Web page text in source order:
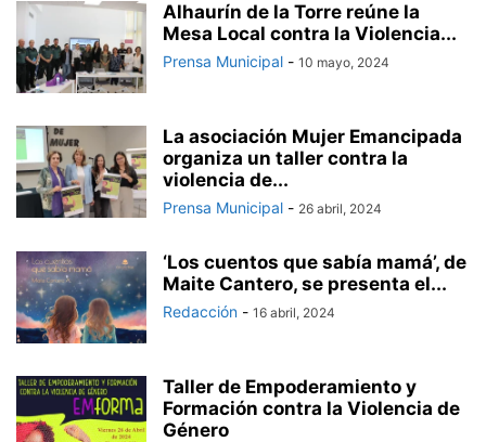
Alhaurín de la Torre reúne la
Mesa Local contra la Violencia...
Prensa Municipal - 10 mayo, 2024
La asociación Mujer Emancipada
organiza un taller contra la
violencia de...
Prensa Municipal - 26 abril, 2024
‘Los cuentos que sabía mamá’, de
Maite Cantero, se presenta el...
Redacción - 16 abril, 2024
Taller de Empoderamiento y
Formación contra la Violencia de
Género